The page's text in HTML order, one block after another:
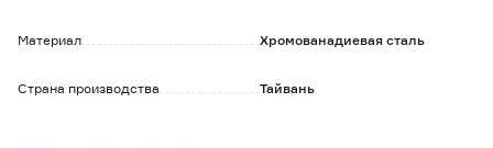
Материал Хромованадиевая сталь
Страна производства Тайвань